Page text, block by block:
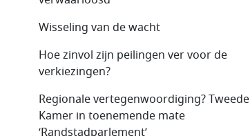
Wisseling van de wacht
Hoe zinvol zijn peilingen ver voor de
verkiezingen?
Regionale vertegenwoordiging? Tweede
Kamer in toenemende mate
‘Randstadparlement’